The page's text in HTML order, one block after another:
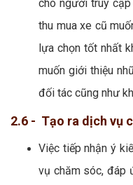
cho người truy cập
thu mua xe cũ
lựa chọn tốt nhất
muốn giới thiệu
đối tác cũng như
2.6 - Tạo ra dịch vụ
Việc tiếp nhận ý
vụ chăm sóc, đáp